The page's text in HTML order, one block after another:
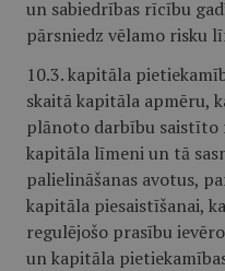
un sabiedrības rīcību
pārsniedz vēlamo risku
10.3. kapitāla
skaitā kapitāla apmēru,
plānoto darbību saistīto
kapitāla līmeni un tā
palielināšanas avotus,
kapitāla piesaistīšanai,
regulējošo prasību
un kapitāla